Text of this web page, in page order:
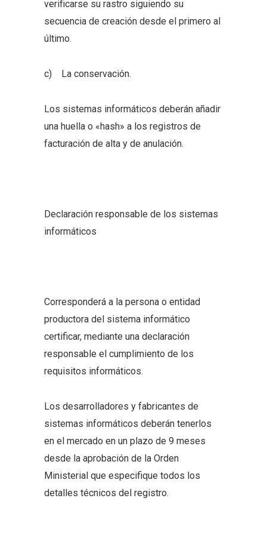
verificarse su rastro siguiendo su
secuencia de creación desde el primero al
último.
c) La conservación.
Los sistemas informáticos deberán añadir
una huella o «hash» a los registros de
facturación de alta y de anulación.
Declaración responsable de los sistemas
informáticos
Corresponderá a la persona o entidad
productora del sistema informático
certificar, mediante una declaración
responsable el cumplimiento de los
requisitos informáticos.
Los desarrolladores y fabricantes de
sistemas informáticos deberán tenerlos
en el mercado en un plazo de 9 meses
desde la aprobación de la Orden
Ministerial que especifique todos los
detalles técnicos del registro.